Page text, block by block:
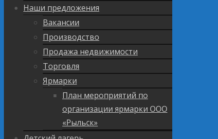
Наши предложения
Вакансии
Производство
Продажа недвижимости
Торговля
Ярмарки
План мероприятий по
организации ярмарки ООО
«Рыльск»